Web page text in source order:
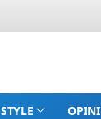
STYLE OPINI